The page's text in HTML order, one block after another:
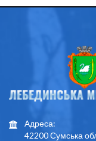
Адреса:
42200 Сумська